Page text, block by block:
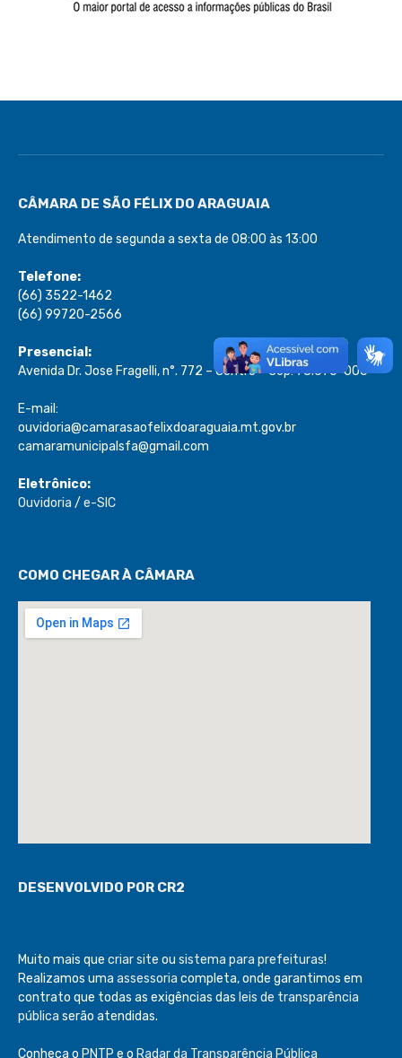
CÂMARA DE SÃO FÉLIX DO ARAGUAIA
Atendimento de segunda a sexta de 08:00 às 13:00
Telefone:
(66) 3522-1462
(66) 99720-2566
Presencial:
Avenida Dr. Jose Fragelli, n°. 772 – Centro – Cep: 78.670-000
E-mail:
ouvidoria@camarasaofelixdoaraguaia.mt.gov.br
camaramunicipalsfa@gmail.com
Eletrônico:
Ouvidoria / e-SIC
COMO CHEGAR À CÂMARA
DESENVOLVIDO POR CR2
Muito mais que criar site ou sistema para prefeituras!
Realizamos uma assessoria completa, onde garantimos em
contrato que todas as exigências das leis de transparência
pública serão atendidas.
Conheça o PNTP e o Radar da Transparência Pública